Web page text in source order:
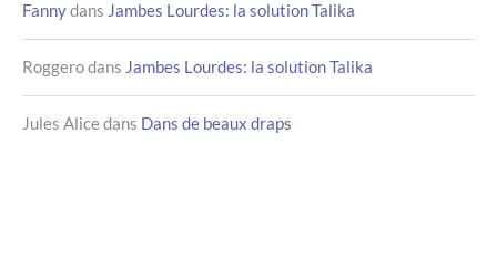
Fannydans Jambes Lourdes: la solution Talika
Roggerodans Jambes Lourdes: la solution Talika
Jules Alicedans Dans de beaux draps